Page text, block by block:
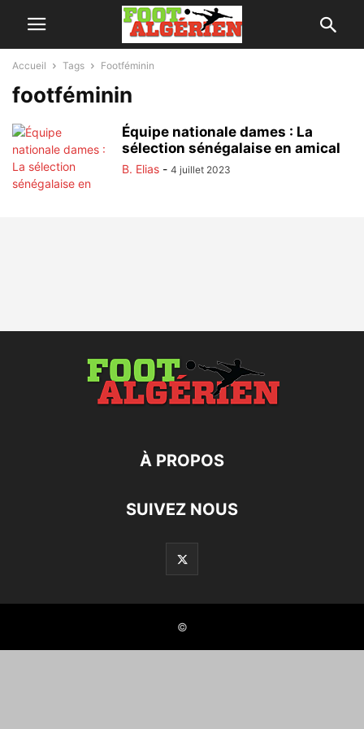
Accueil Tags Footféminin
footféminin
Équipe nationale dames : La
sélection sénégalaise en amical
B. Elias - 4 juillet 2023
À PROPOS
SUIVEZ NOUS
©